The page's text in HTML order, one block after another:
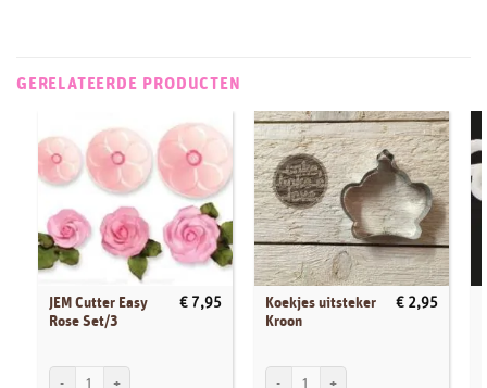
GERELATEERDE PRODUCTEN
JEM Cutter Easy
Rose Set/3
€ 7,95
JEM Cutter Easy Rose Set/3 aantal
Koekjes uitsteker
Kroon
€ 2,95
Koekjes uitsteker Kroon aantal